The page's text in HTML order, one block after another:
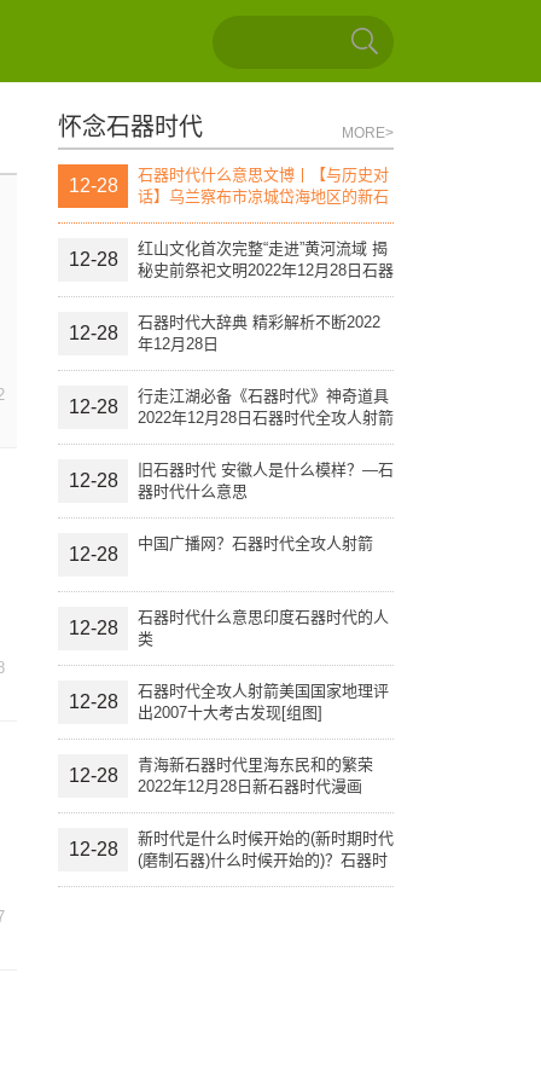
怀念石器时代 MORE>
12-28
石器时代什么意思文博丨【与历史对
话】乌兰察布市凉城岱海地区的新石
器时代文化遗址（上）
12-28
红山文化首次完整“走进”黄河流域 揭
秘史前祭祀文明2022年12月28日石器
时代全攻人射箭
12-28
石器时代大辞典 精彩解析不断2022
年12月28日
12-28
行走江湖必备《石器时代》神奇道具
2022年12月28日石器时代全攻人射箭
12-28
旧石器时代 安徽人是什么模样？—石
器时代什么意思
12-28
中国广播网？石器时代全攻人射箭
12-28
石器时代什么意思印度石器时代的人
类
12-28
石器时代全攻人射箭美国国家地理评
出2007十大考古发现[组图]
12-28
青海新石器时代里海东民和的繁荣
2022年12月28日新石器时代漫画
12-28
新时代是什么时候开始的(新时期时代
(磨制石器)什么时候开始的)？石器时
代什么意思